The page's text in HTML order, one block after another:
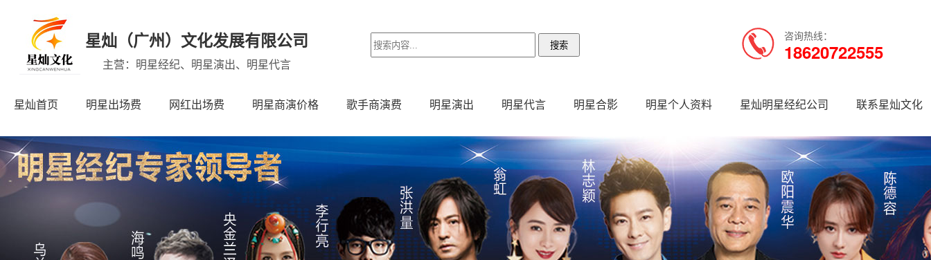
星灿（广州）文化发展有限公司
主营：明星经纪、明星演出、明星代言
咨询热线：
18620722555
星灿首页 明星出场费 网红出场费 明星商演价格 歌手商演费 明星演出 明星代言 明星合影 明星个人资料 星灿明星经纪公司 联系星灿文化